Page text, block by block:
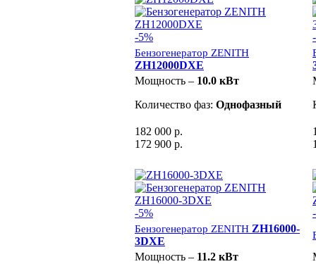
-5%
Бензогенератор ZENITH
ZH12000DXE
Мощность – 10.0 кВт
Количество фаз: Однофазный
182 000 р.
172 900 р.
-5%
Бензогенератор ZENITH ZH16000-
3DXE
Мощность – 11.2 кВт